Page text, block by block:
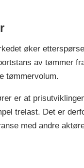
øker
av tømmer
tømmervolum.
er at
trelast. Det er
med andre